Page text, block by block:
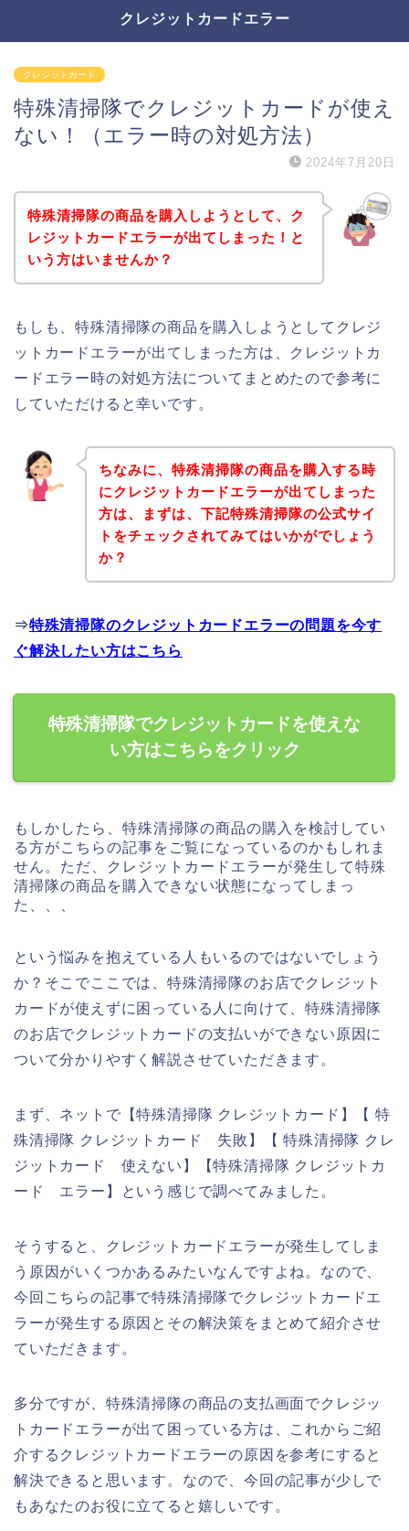
クレジットカードエラー
クレジットカード
特殊清掃隊でクレジットカードが使え
ない！（エラー時の対処方法）
2024年7月20日
特殊清掃隊の商品を購入しようとして、ク
レジットカードエラーが出てしまった！と
いう方はいませんか？
もしも、特殊清掃隊の商品を購入しようとしてクレジ
ットカードエラーが出てしまった方は、クレジットカ
ードエラー時の対処方法についてまとめたので参考に
していただけると幸いです。
ちなみに、特殊清掃隊の商品を購入する時
にクレジットカードエラーが出てしまった
方は、まずは、下記特殊清掃隊の公式サイ
トをチェックされてみてはいかがでしょう
か？
⇒特殊清掃隊のクレジットカードエラーの問題を今す
ぐ解決したい方はこちら
特殊清掃隊でクレジットカードを使えな
い方はこちらをクリック
もしかしたら、特殊清掃隊の商品の購入を検討してい
る方がこちらの記事をご覧になっているのかもしれま
せん。ただ、クレジットカードエラーが発生して特殊
清掃隊の商品を購入できない状態になってしまっ
た、、、
という悩みを抱えている人もいるのではないでしょう
か？そこでここでは、特殊清掃隊のお店でクレジット
カードが使えずに困っている人に向けて、特殊清掃隊
のお店でクレジットカードの支払いができない原因に
ついて分かりやすく解説させていただきます。
まず、ネットで【特殊清掃隊 クレジットカード】【 特
殊清掃隊 クレジットカード 失敗】【 特殊清掃隊 クレ
ジットカード 使えない】【特殊清掃隊 クレジットカ
ード エラー】という感じで調べてみました。
そうすると、クレジットカードエラーが発生してしま
う原因がいくつかあるみたいなんですよね。なので、
今回こちらの記事で特殊清掃隊でクレジットカードエ
ラーが発生する原因とその解決策をまとめて紹介させ
ていただきます。
多分ですが、特殊清掃隊の商品の支払画面でクレジッ
トカードエラーが出て困っている方は、これからご紹
介するクレジットカードエラーの原因を参考にすると
解決できると思います。なので、今回の記事が少しで
もあなたのお役に立てると嬉しいです。